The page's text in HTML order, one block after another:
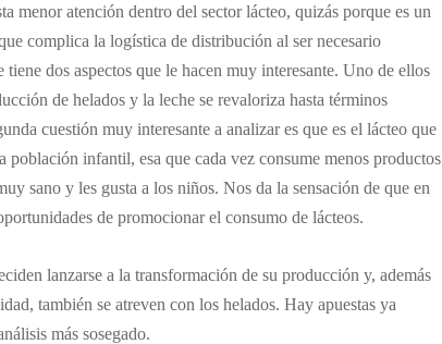
menor atención dentro del sector lácteo, quizás porque es un
complica la logística de distribución al ser necesario
dos aspectos que le hacen muy interesante. Uno de ellos
de helados y la leche se revaloriza hasta términos
cuestión muy interesante a analizar es que es el lácteo que
población infantil, esa que cada vez consume menos productos
sano y les gusta a los niños. Nos da la sensación de que en
de promocionar el consumo de lácteos.
lanzarse a la transformación de su producción y, además
también se atreven con los helados. Hay apuestas ya
más sosegado.